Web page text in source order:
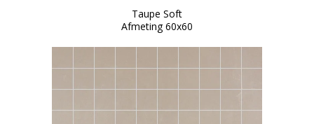
Taupe Soft
Afmeting 60x60